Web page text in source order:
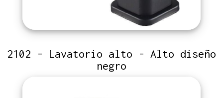
2102 - Lavatorio alto - Alto diseño
negro